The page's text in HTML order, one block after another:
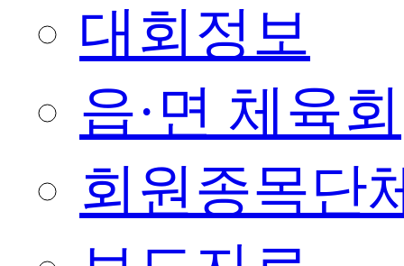
대회정보
읍·면 체육회
회원종목단